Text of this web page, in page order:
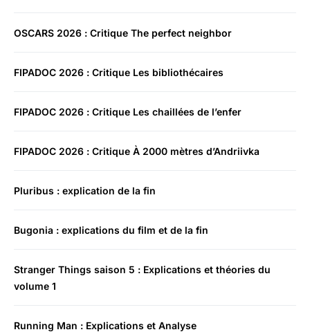
OSCARS 2026 : Critique The perfect neighbor
FIPADOC 2026 : Critique Les bibliothécaires
FIPADOC 2026 : Critique Les chaillées de l’enfer
FIPADOC 2026 : Critique À 2000 mètres d’Andriivka
Pluribus : explication de la fin
Bugonia : explications du film et de la fin
Stranger Things saison 5 : Explications et théories du
volume 1
Running Man : Explications et Analyse